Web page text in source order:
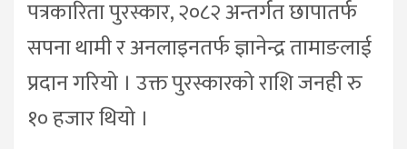
पत्रकारिता पुरस्कार, २०८२ अन्तर्गत छापातर्फ
सपना थामी र अनलाइनतर्फ ज्ञानेन्द्र तामाङलाई
प्रदान गरियो । उक्त पुरस्कारको राशि जनही रु
१० हजार थियो ।